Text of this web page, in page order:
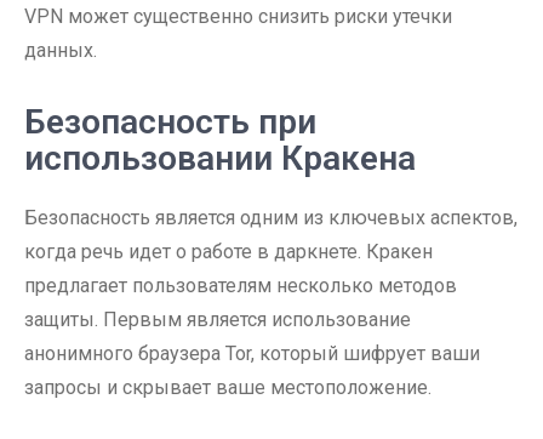
VPN может существенно снизить риски утечки
данных.
Безопасность при
использовании Кракена
Безопасность является одним из ключевых аспектов,
когда речь идет о работе в даркнете. Кракен
предлагает пользователям несколько методов
защиты. Первым является использование
анонимного браузера Tor, который шифрует ваши
запросы и скрывает ваше местоположение.